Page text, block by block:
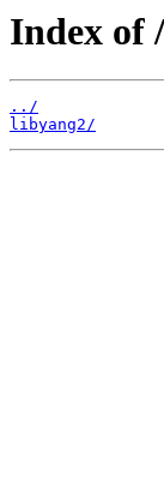
Index of
../
libyang2/